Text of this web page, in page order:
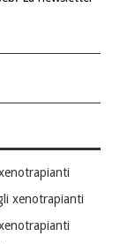
xenotrapianti